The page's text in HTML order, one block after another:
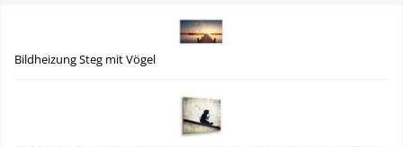
Bildheizung Steg mit Vögel